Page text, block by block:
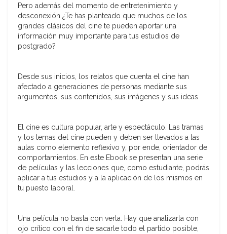
Pero además del momento de entretenimiento y
desconexión ¿Te has planteado que muchos de los
grandes clásicos del cine te pueden aportar una
información muy importante para tus estudios de
postgrado?
Desde sus inicios, los relatos que cuenta el cine han
afectado a generaciones de personas mediante sus
argumentos, sus contenidos, sus imágenes y sus ideas.
El cine es cultura popular, arte y espectáculo. Las tramas
y los temas del cine pueden y deben ser llevados a las
aulas como elemento reflexivo y, por ende, orientador de
comportamientos. En este Ebook se presentan una serie
de películas y las lecciones que, como estudiante, podrás
aplicar a tus estudios y a la aplicación de los mismos en
tu puesto laboral.
Una película no basta con verla. Hay que analizarla con
ojo crítico con el fin de sacarle todo el partido posible,